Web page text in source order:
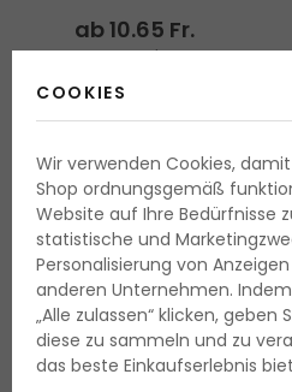
ab 10.65 Fr.
Möchten Sie Ihr belibtes
haben? Wie kann man es
Verpackung für das tägliche
zu schwer ist? Kaufen Sie
Flakon, welchen Sie immer
COOKIES
Wir verwenden Cookies,
Shop ordnungsgemäß
Website auf Ihre Bedürfnisse
statistische und
Personalisierung von
anderen Unternehmen.
„Alle zulassen“ klicken, geben
diese zu sammeln und zu
das beste Einkaufserlebnis